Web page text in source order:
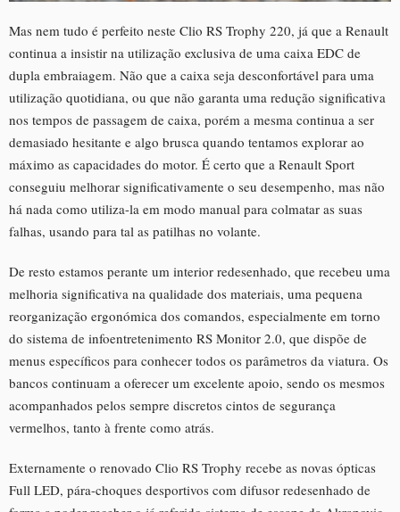
Mas nem tudo é perfeito neste Clio RS Trophy 220, já que a Renault
continua a insistir na utilização exclusiva de uma caixa EDC de
dupla embraiagem. Não que a caixa seja desconfortável para uma
utilização quotidiana, ou que não garanta uma redução significativa
nos tempos de passagem de caixa, porém a mesma continua a ser
demasiado hesitante e algo brusca quando tentamos explorar ao
máximo as capacidades do motor. É certo que a Renault Sport
conseguiu melhorar significativamente o seu desempenho, mas não
há nada como utiliza-la em modo manual para colmatar as suas
falhas, usando para tal as patilhas no volante.
De resto estamos perante um interior redesenhado, que recebeu uma
melhoria significativa na qualidade dos materiais, uma pequena
reorganização ergonómica dos comandos, especialmente em torno
do sistema de infoentretenimento RS Monitor 2.0, que dispõe de
menus específicos para conhecer todos os parâmetros da viatura. Os
bancos continuam a oferecer um excelente apoio, sendo os mesmos
acompanhados pelos sempre discretos cintos de segurança
vermelhos, tanto à frente como atrás.
Externamente o renovado Clio RS Trophy recebe as novas ópticas
Full LED, pára-choques desportivos com difusor redesenhado de